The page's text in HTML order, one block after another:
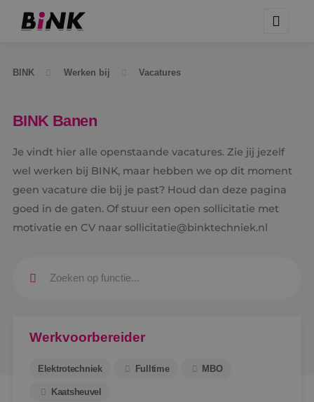
BINK Werken bij Vacatures
BINK Banen
Je vindt hier alle openstaande vacatures. Zie jij jezelf
wel werken bij BINK, maar hebben we op dit moment
geen vacature die bij je past? Houd dan deze pagina
goed in de gaten. Of stuur een open sollicitatie met
motivatie en CV naar sollicitatie@binktechniek.nl
Werkvoorbereider
Elektrotechniek Fulltime MBO
Kaatsheuvel